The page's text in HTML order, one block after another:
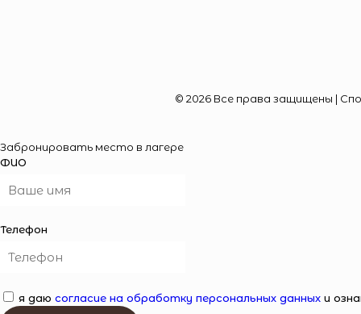
© 2026 Все права защищены |
Забронировать место в лагере
ФИО
Телефон
я даю согласие на обработку персональных данных и